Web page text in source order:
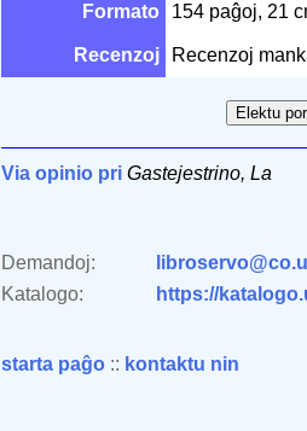
Formato 154 paĝoj, 21
Recenzoj Recenzoj
Via opinio pri Gastejestrino, La
Demandoj:
Katalogo:
https://
starta paĝo :: kontaktu nin